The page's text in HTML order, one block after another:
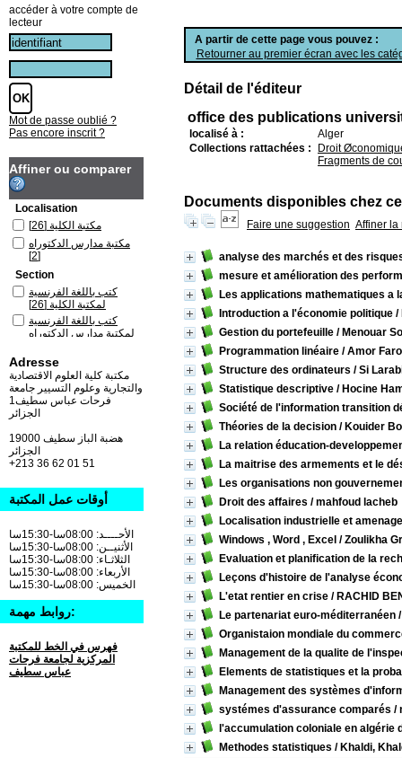
A partir de cette page vous pouvez :
Retourner au premier écran avec les
Détail de l'éditeur
office des publications
localisé à :
Alger
Collections rattachées :
Droit
Fragments de
Documents disponibles chez
Faire une suggestion Affiner la
analyse des marchés et des
mesure et amélioration des
Les applications mathematiques a
Introduction a l'économie politique /
Gestion du portefeuille / Menouar
Programmation linéaire / Amor
Structure des ordinateurs / Si
Statistique descriptive / Hocine
Société de l'information transition
Théories de la decision / Kouider
La relation éducation-
La maitrise des armements et le
Les organisations non
Droit des affaires / mahfoud lacheb
Localisation industrielle et
Windows , Word , Excel / Zoulikha
Evaluation et planification de la
Leçons d'histoire de l'analyse
L'etat rentier en crise / RACHID
Le partenariat euro-méditerranéen
Organistaion mondiale du
Management de la qualite de
Elements de statistiques et la
Management des systèmes
systémes d'assurance comparés /
l'accumulation coloniale en algérie
Methodes statistiques / Khaldi,
accéder à votre compte de
lecteur
Mot de passe oublié ?
Pas encore inscrit ?
Affiner ou comparer
Localisation
مكتبة الكلية [26]
مكتبة مدارس الدكتوراه
[2]
Section
كتب باللغة الفرنسية
لمكتبة الكلية [26]
كتب باللغة الفرنسية
لمكتبة مدارس الدكتوراه
Adresse
مكتبة كلية العلوم الاقتصادية
والتجارية وعلوم التسيير جامعة
فرحات عباس سطيف1
الجزائر
19000 هضبة الباز سطيف
+213 36 62 01 51
أوقات عمل المكتبة
الأحــــد: 08:00سا-15:30سا
الأثنيــن: 08:00سا-15:30سا
الثلاثـاء: 08:00سا-15:30سا
الأربعاء: 08:00سا-15:30سا
الخميس: 08:00سا-15:30سا
روابط مهمة:
فهرس في الخط للمكتبة
المركزية لجامعة فرحات
عباس سطيف